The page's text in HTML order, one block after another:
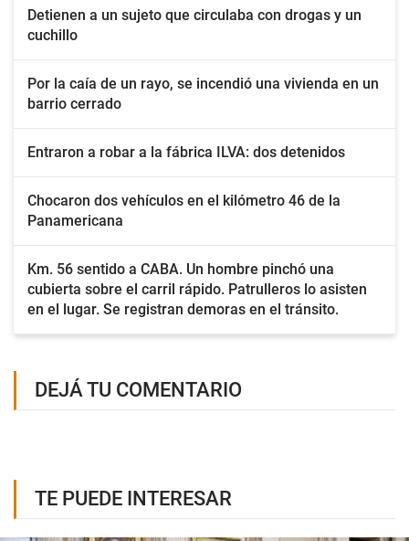
Detienen a un sujeto que circulaba con drogas y un
cuchillo
Por la caía de un rayo, se incendió una vivienda en un
barrio cerrado
Entraron a robar a la fábrica ILVA: dos detenidos
Chocaron dos vehículos en el kilómetro 46 de la
Panamericana
Km. 56 sentido a CABA. Un hombre pinchó una
cubierta sobre el carril rápido. Patrulleros lo asisten
en el lugar. Se registran demoras en el tránsito.
DEJÁ TU COMENTARIO
TE PUEDE INTERESAR